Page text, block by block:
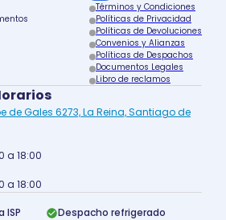
Términos y Condiciones
Políticas de Privacidad
Políticas de Devoluciones
Convenios y Alianzas
Políticas de Despachos
Documentos Legales
Libro de reclamos
de Gales 6273, La Reina, Santiago de
a 18:00
a 18:00
ISP Despacho refrigerado